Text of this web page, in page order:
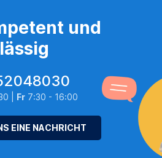
und
| Fr7:30 - 16:00
EINE NACHRICHT